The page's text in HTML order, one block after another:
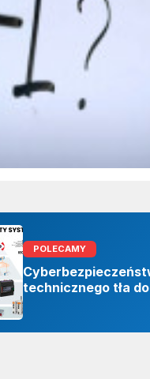
POLECAMY
technicznego tła